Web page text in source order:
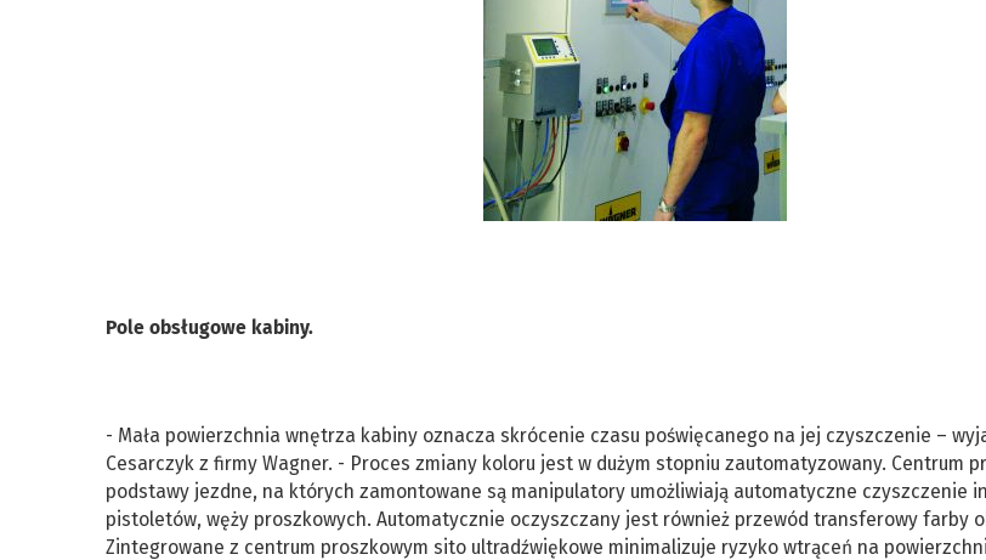
Pole obsługowe kabiny.
- Mała powierzchnia wnętrza kabiny oznacza skrócenie czasu poświęcanego na jej czyszczenie –
Cesarczyk z firmy Wagner. - Proces zmiany koloru jest w dużym stopniu zautomatyzowany. Centrum
podstawy jezdne, na których zamontowane są manipulatory umożliwiają automatyczne czyszczenie
pistoletów, węży proszkowych. Automatycznie oczyszczany jest również przewód transferowy farby
Zintegrowane z centrum proszkowym sito ultradźwiękowe minimalizuje ryzyko wtrąceń na